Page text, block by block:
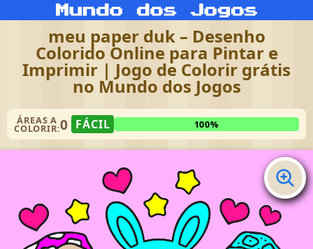
meu paper duk – Desenho
Colorido Online para Pintar e
Imprimir | Jogo de Colorir grátis
no Mundo dos Jogos
ÁREAS A
COLORIR:0 FÁCIL 100%